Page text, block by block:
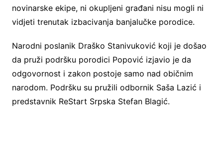
novinarske ekipe, ni okupljeni građani nisu mogli ni
vidjeti trenutak izbacivanja banjalučke porodice.
Narodni poslanik Draško Stanivuković koji je došao
da pruži podršku porodici Popović izjavio je da
odgovornost i zakon postoje samo nad običnim
narodom. Podršku su pružili odbornik Saša Lazić i
predstavnik ReStart Srpska Stefan Blagić.